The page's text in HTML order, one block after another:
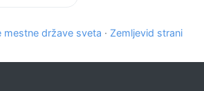
mestne države sveta · Zemljevid strani